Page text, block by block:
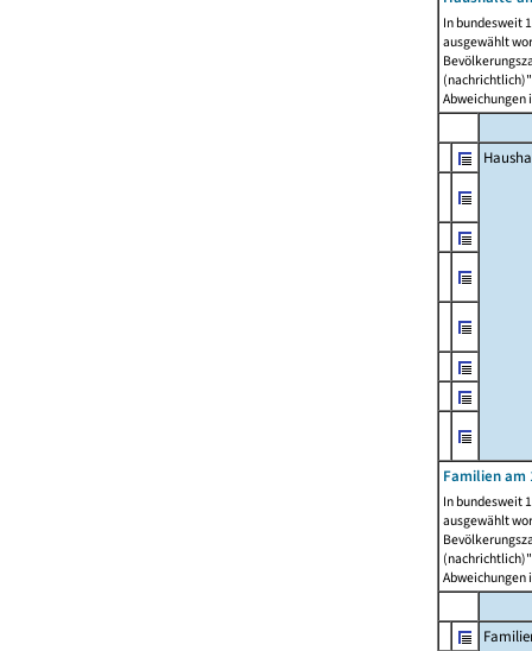
In bundesweit
ausgewählt
Abweichungen
Familien am
In bundesweit
ausgewählt
Abweichungen